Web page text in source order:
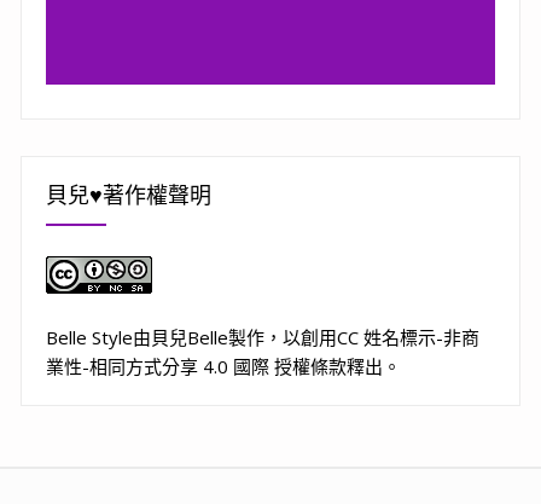
貝兒♥著作權聲明
Belle Style由貝兒Belle製作，以創用CC 姓名標示-非商
業性-相同方式分享 4.0 國際 授權條款釋出。